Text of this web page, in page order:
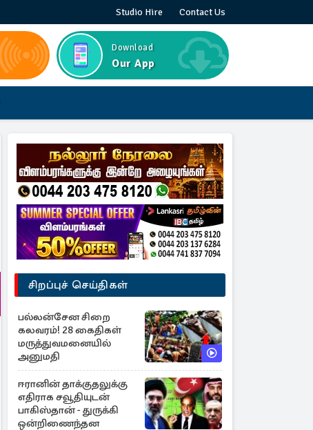
Studio Hire Contact Us
Download
Our App
சிறப்புச் செய்திகள்
பல்லன்சேன சிறை
கலவரம்! 28 கைதிகள்
மருத்துவமனையில்
அனுமதி
ஈரானின் தாக்குதலுக்கு
எதிராக சவூதியுடன்
பாகிஸ்தான் - துருக்கி
ஒன்றிணைந்தன